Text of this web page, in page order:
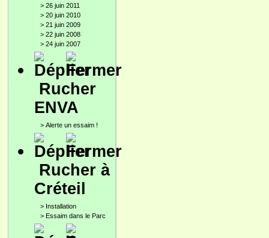
> 26 juin 2011
> 20 juin 2010
> 21 juin 2009
> 22 juin 2008
> 24 juin 2007
Rucher
ENVA
> Alerte un essaim !
Rucher à
Créteil
> Installation
> Essaim dans le Parc